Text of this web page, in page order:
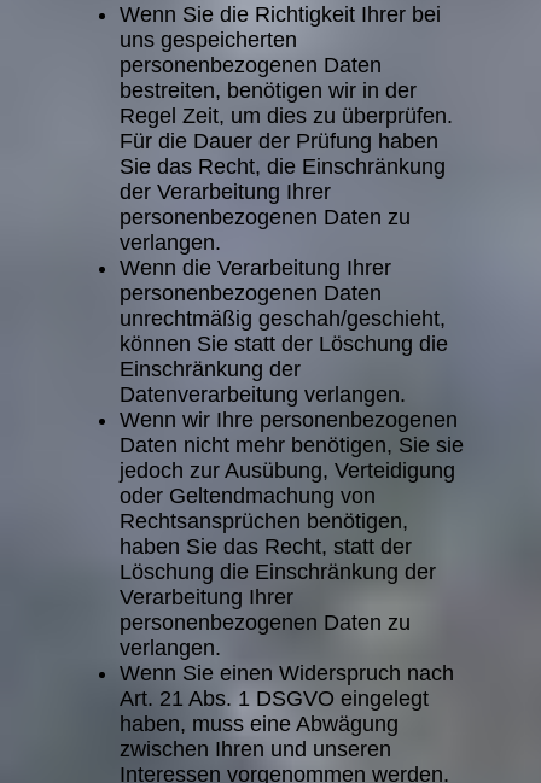
Wenn Sie die Richtigkeit Ihrer bei
uns gespeicherten
personenbezogenen Daten
bestreiten, benötigen wir in der
Regel Zeit, um dies zu überprüfen.
Für die Dauer der Prüfung haben
Sie das Recht, die Einschränkung
der Verarbeitung Ihrer
personenbezogenen Daten zu
verlangen.
Wenn die Verarbeitung Ihrer
personenbezogenen Daten
unrechtmäßig geschah/geschieht,
können Sie statt der Löschung die
Einschränkung der
Datenverarbeitung verlangen.
Wenn wir Ihre personenbezogenen
Daten nicht mehr benötigen, Sie sie
jedoch zur Ausübung, Verteidigung
oder Geltendmachung von
Rechtsansprüchen benötigen,
haben Sie das Recht, statt der
Löschung die Einschränkung der
Verarbeitung Ihrer
personenbezogenen Daten zu
verlangen.
Wenn Sie einen Widerspruch nach
Art. 21 Abs. 1 DSGVO eingelegt
haben, muss eine Abwägung
zwischen Ihren und unseren
Interessen vorgenommen werden.